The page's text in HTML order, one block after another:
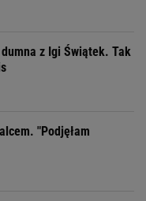
z Igi Świątek. Tak
"Podjęłam